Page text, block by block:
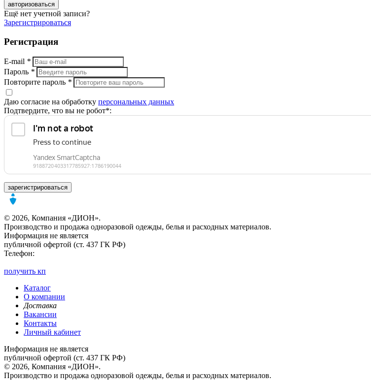
авторизоваться
Ещё нет учетной записи?
Зарегистрироваться
Регистрация
E-mail *
Пароль *
Повторите пароль *
Даю согласие на обработку персональных данных
Подтвердите, что вы не робот*:
зарегистрироваться
© 2026, Компания «ДИОН».
Производство и продажа одноразовой одежды, белья и расходных материалов.
Информация не является
публичной офертой (ст. 437 ГК РФ)
Телефон:
получить кп
Каталог
О компании
Доставка
Вакансии
Контакты
Личный кабинет
Информация не является
публичной офертой (ст. 437 ГК РФ)
© 2026, Компания «ДИОН».
Производство и продажа одноразовой одежды, белья и расходных материалов.